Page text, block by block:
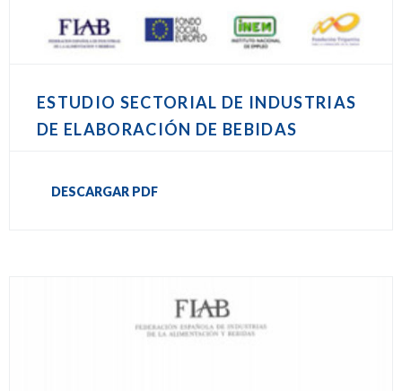
ESTUDIO SECTORIAL DE INDUSTRIAS
DE ELABORACIÓN DE BEBIDAS
DESCARGAR PDF